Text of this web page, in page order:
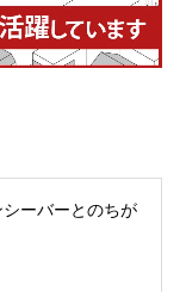
ーバーとのちが